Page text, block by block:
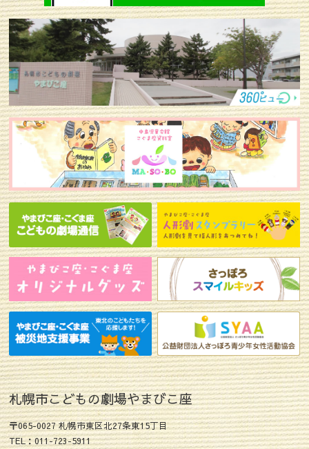
札幌市こどもの劇場やまびこ座
〒065-0027 札幌市東区北27条東15丁目
TEL：011-723-5911